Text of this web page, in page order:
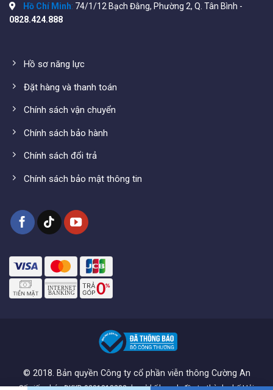
Hồ Chí Minh: 74/1/12 Bạch Đằng, Phường 2, Q. Tân Bình -
0828.424.888
Hồ sơ năng lực
Đặt hàng và thanh toán
Chính sách vận chuyển
Chính sách bảo hành
Chính sách đổi trả
Chính sách bảo mật thông tin
© 2018. Bản quyền Công ty cổ phần viễn thông Cường An
Số giấy phép ĐKKD 0201818282 do sở kế hoạch đầu tư thành phố Hải